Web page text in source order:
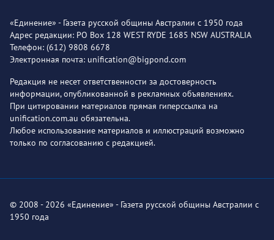
«Единение» - Газета русской общины Австралии с 1950 года
Адрес редакции: PO Box 128 WEST RYDE 1685 NSW AUSTRALIA
Телефон: (612) 9808 6678
Электронная почта: unification@bigpond.com
Редакция не несет ответственности за достоверность
информации, опубликованной в рекламных объявлениях.
При цитировании материалов прямая гиперссылка на
unification.com.au обязательна.
Любое использование материалов и иллюстраций возможно
только по согласованию с редакцией.
© 2008 - 2026 «Единение» - Газета русской общины Австралии с
1950 года